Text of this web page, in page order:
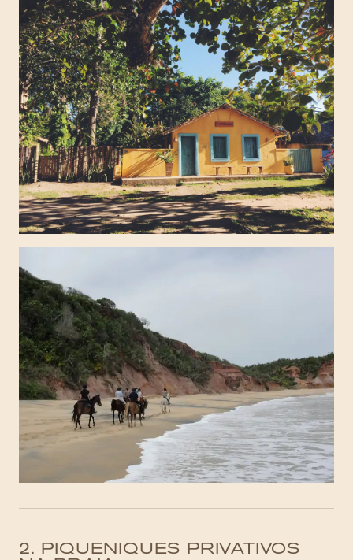
2. PIQUENIQUES PRIVATIVOS